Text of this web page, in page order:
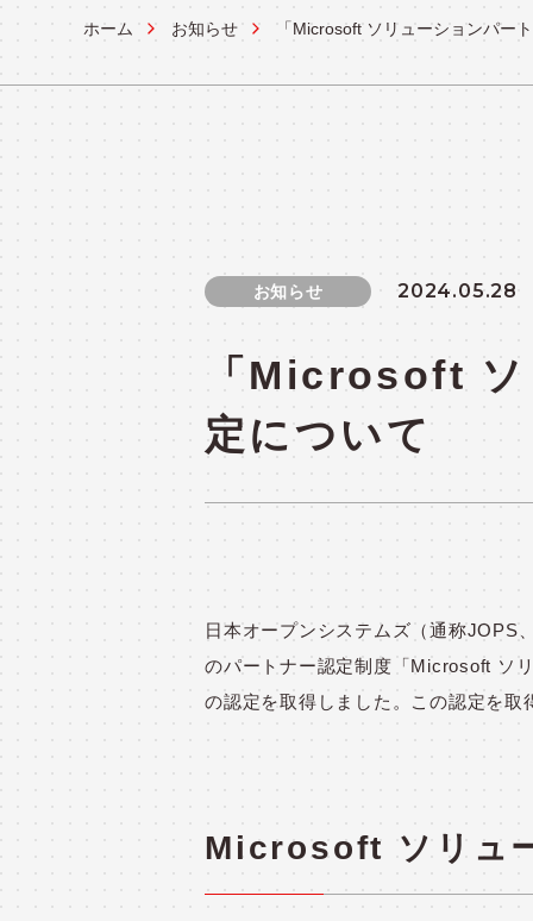
システム運用ソリューション
ホーム お知らせ 「Microsoft ソリューションパー
お知らせ 2024.05.28
「Microsoft
定について
日本オープンシステムズ（通称
のパートナー認定制度「Microsoft ソ
の認定を取得しました。この認定を
Microsoft ソリュ